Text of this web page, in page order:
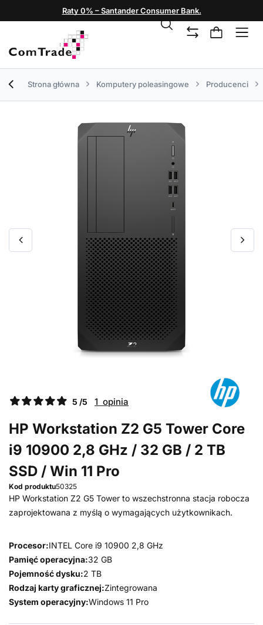
Raty 0% – Santander Consumer Bank.
Strona główna Komputery poleasingowe Producenci
5 /5 1 opinia
HP Workstation Z2 G5 Tower Core
i9 10900 2,8 GHz / 32 GB / 2 TB
SSD / Win 11 Pro
Kod produktu50325
HP Workstation Z2 G5 Tower to wszechstronna stacja robocza
zaprojektowana z myślą o wymagających użytkownikach.
Procesor:INTEL Core i9 10900 2,8 GHz
Pamięć operacyjna:32 GB
Pojemność dysku:2 TB
Rodzaj karty graficznej:Zintegrowana
System operacyjny:Windows 11 Pro